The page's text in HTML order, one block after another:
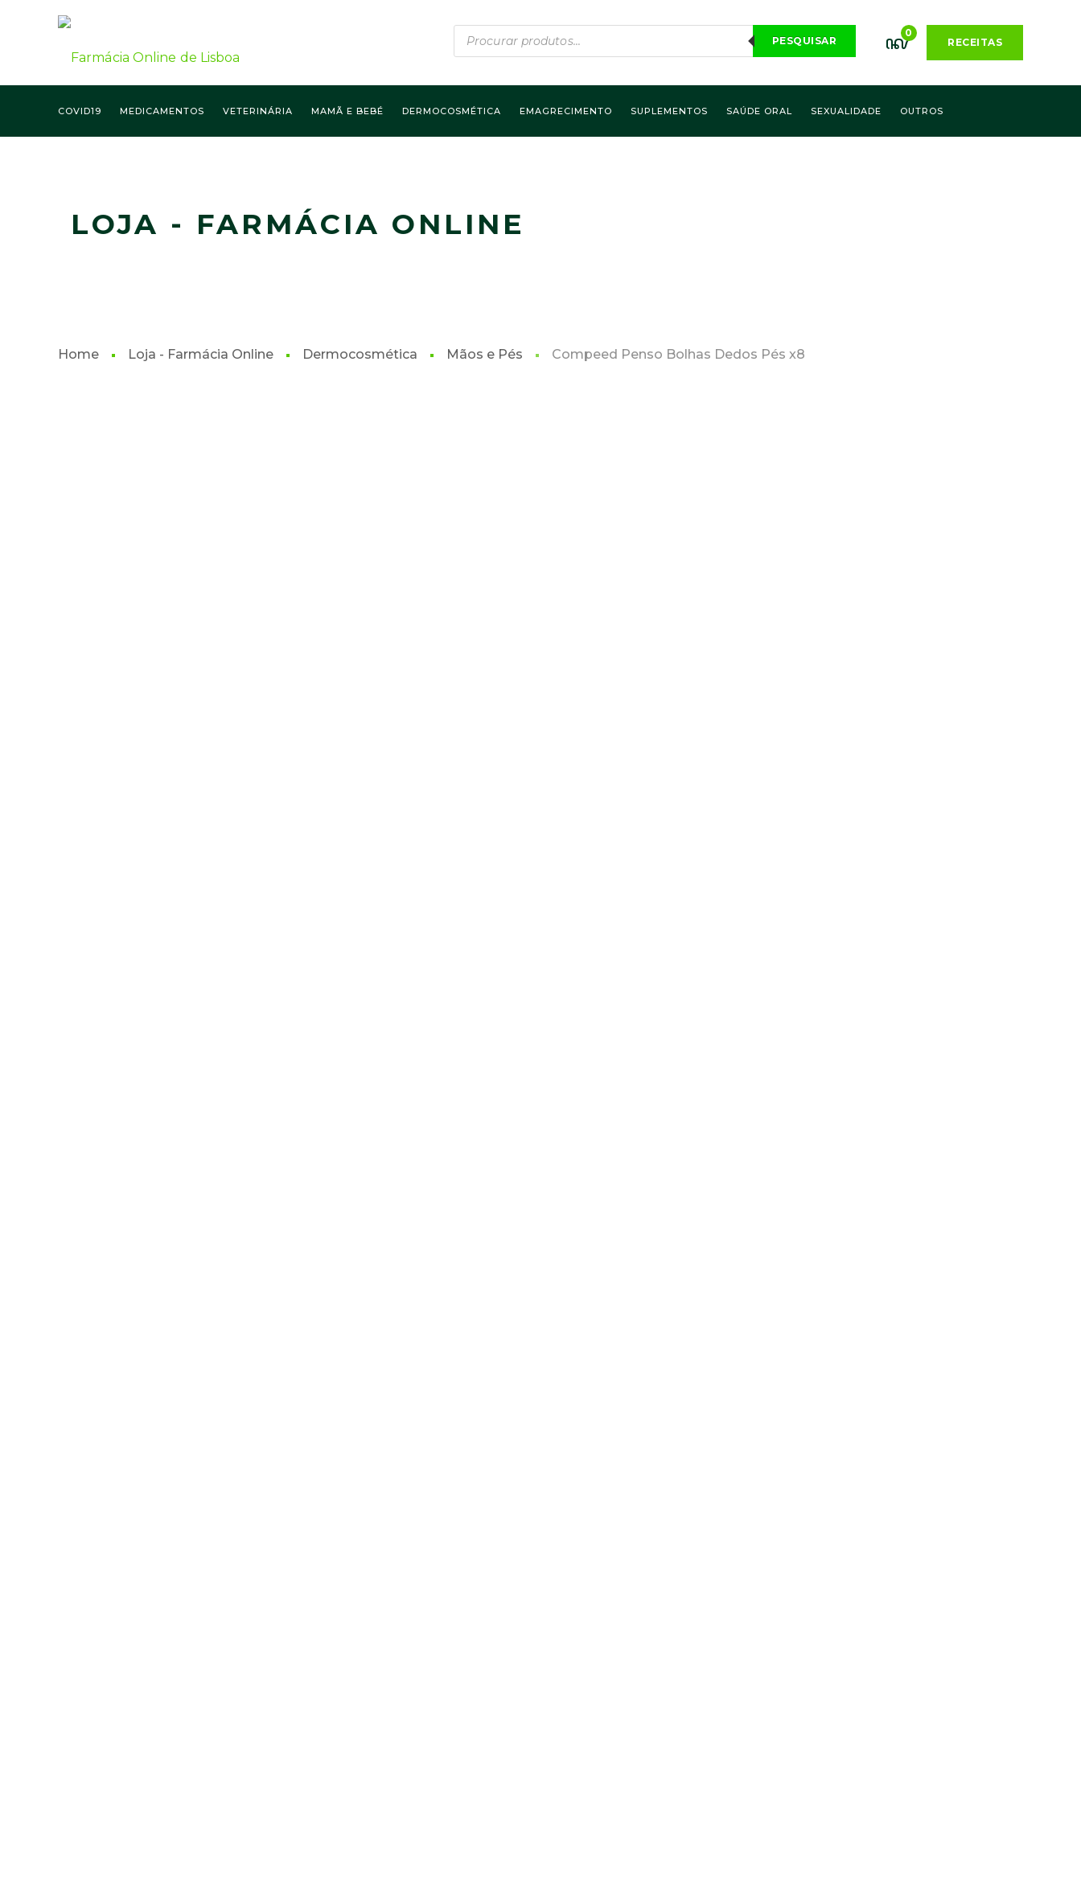
RECEITAS
0
Products
search
PESQUISAR
COVID19 MEDICAMENTOS VETERINÁRIA MAMÃ E BEBÉ DERMOCOSMÉTICA EMAGRECIMENTO SUPLEMENTOS SAÚDE ORAL SEXUALIDADE OUTROS
LOJA - FARMÁCIA ONLINE
Home Loja - Farmácia Online Dermocosmética Mãos e Pés Compeed Penso Bolhas Dedos Pés x8